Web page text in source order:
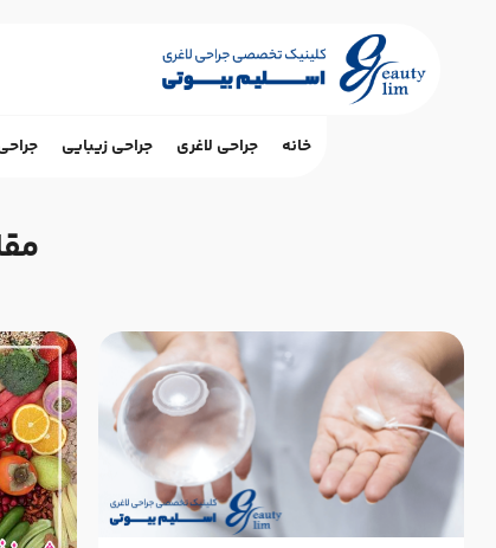
خانه جراحی لاغری جراحی زیبایی